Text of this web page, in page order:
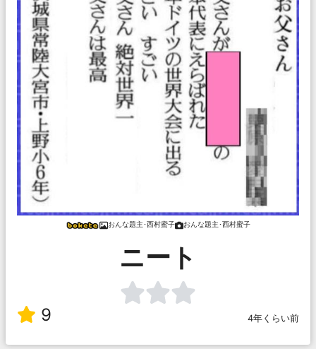
おんな題主･西村蜜子 おんな題主･西村蜜子
ニート
9 4年くらい前